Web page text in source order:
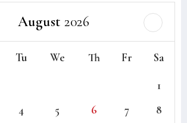
August 2026
Tu We Th Fr Sa
1
4 5 6 7
8